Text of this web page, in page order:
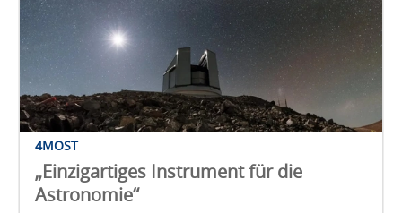
4MOST
„Einzigartiges Instrument für die
Astronomie“